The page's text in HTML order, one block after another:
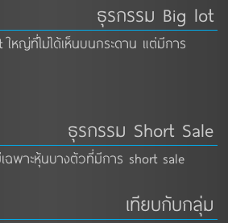
ธุรกรรม Big lot
หญ่ที่ไม่ได้เห็นบนกระดาน แต่มีการ
ธุรกรรม Short Sale
ฉพาะหุ้นบางตัวที่มีการ short sale
เทียบกับกลุ่ม